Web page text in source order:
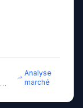
Analyse
marché
9min